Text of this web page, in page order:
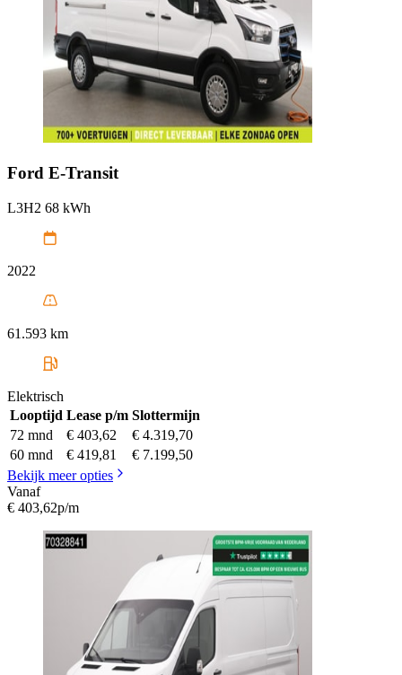
Ford E-Transit
L3H2 68 kWh
2022
61.593 km
Elektrisch
Looptijd Lease p/m Slottermijn
72 mnd
€ 403,62
€ 4.319,70
60 mnd
€ 419,81
€ 7.199,50
Bekijk meer opties
Vanaf
€ 403,62p/m